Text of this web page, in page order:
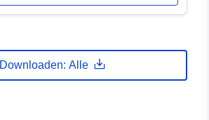
Downloaden: Alle